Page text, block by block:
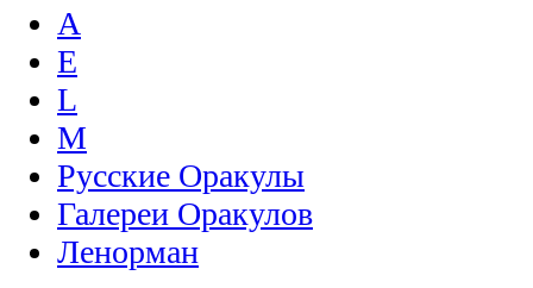
A
E
L
M
Русские Оракулы
Галереи Оракулов
Ленорман